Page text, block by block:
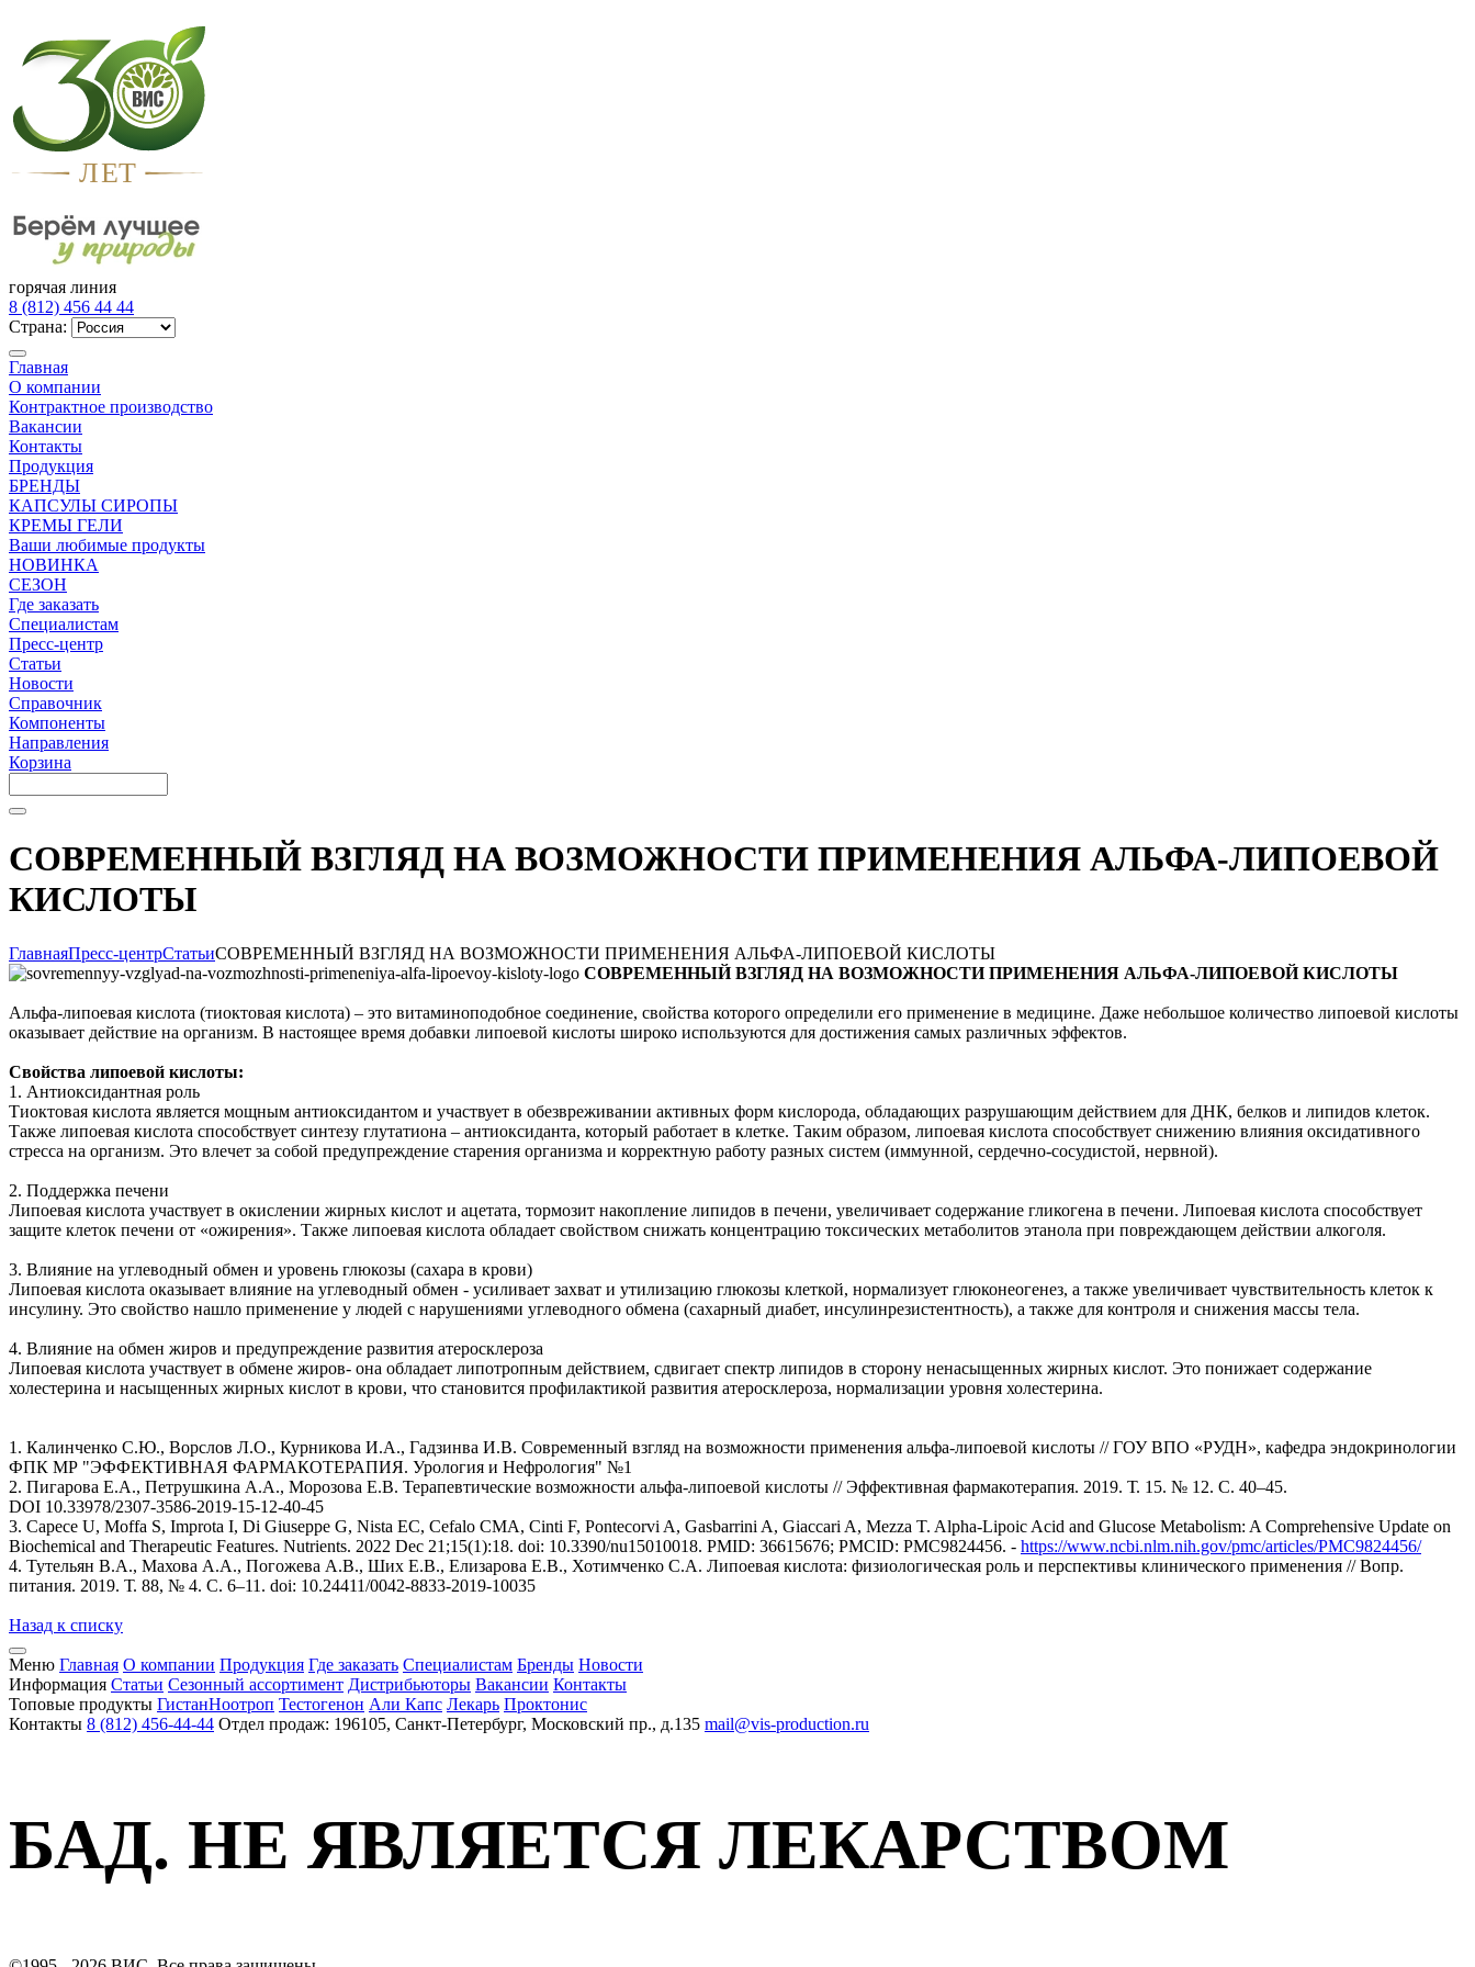
ЛЕТ
горячая линия
8 (812) 456 44 44
Страна:
Главная
О компании
Контрактное производство
Вакансии
Контакты
Продукция
БРЕНДЫ
КАПСУЛЫ СИРОПЫ
КРЕМЫ ГЕЛИ
Ваши любимые продукты
НОВИНКА
СЕЗОН
Где заказать
Специалистам
Пресс-центр
Статьи
Новости
Справочник
Компоненты
Направления
Корзина
СОВРЕМЕННЫЙ ВЗГЛЯД НА ВОЗМОЖНОСТИ ПРИМЕНЕНИЯ АЛЬФА-ЛИПОЕВОЙ
КИСЛОТЫ
ГлавнаяПресс-центрСтатьиСОВРЕМЕННЫЙ ВЗГЛЯД НА ВОЗМОЖНОСТИ ПРИМЕНЕНИЯ АЛЬФА-ЛИПОЕВОЙ КИСЛОТЫ
СОВРЕМЕННЫЙ ВЗГЛЯД НА ВОЗМОЖНОСТИ ПРИМЕНЕНИЯ АЛЬФА-ЛИПОЕВОЙ КИСЛОТЫ
Альфа-липоевая кислота (тиоктовая кислота) – это витаминоподобное соединение, свойства которого определили его применение в медицине. Даже небольшое количество липоевой кислоты
оказывает действие на организм. В настоящее время добавки липоевой кислоты широко используются для достижения самых различных эффектов.
Свойства липоевой кислоты:
1. Антиоксидантная роль
Тиоктовая кислота является мощным антиоксидантом и участвует в обезвреживании активных форм кислорода, обладающих разрушающим действием для ДНК, белков и липидов клеток.
Также липоевая кислота способствует синтезу глутатиона – антиоксиданта, который работает в клетке. Таким образом, липоевая кислота способствует снижению влияния оксидативного
стресса на организм. Это влечет за собой предупреждение старения организма и корректную работу разных систем (иммунной, сердечно-сосудистой, нервной).
2. Поддержка печени
Липоевая кислота участвует в окислении жирных кислот и ацетата, тормозит накопление липидов в печени, увеличивает содержание гликогена в печени. Липоевая кислота способствует
защите клеток печени от «ожирения». Также липоевая кислота обладает свойством снижать концентрацию токсических метаболитов этанола при повреждающем действии алкоголя.
3. Влияние на углеводный обмен и уровень глюкозы (сахара в крови)
Липоевая кислота оказывает влияние на углеводный обмен - усиливает захват и утилизацию глюкозы клеткой, нормализует глюконеогенез, а также увеличивает чувствительность клеток к
инсулину. Это свойство нашло применение у людей с нарушениями углеводного обмена (сахарный диабет, инсулинрезистентность), а также для контроля и снижения массы тела.
4. Влияние на обмен жиров и предупреждение развития атеросклероза
Липоевая кислота участвует в обмене жиров- она обладает липотропным действием, сдвигает спектр липидов в сторону ненасыщенных жирных кислот. Это понижает содержание
холестерина и насыщенных жирных кислот в крови, что становится профилактикой развития атеросклероза, нормализации уровня холестерина.
1. Калинченко С.Ю., Ворслов Л.О., Курникова И.А., Гадзинва И.В. Современный взгляд на возможности применения альфа-липоевой кислоты // ГОУ ВПО «РУДН», кафедра эндокринологии
ФПК МР "ЭФФЕКТИВНАЯ ФАРМАКОТЕРАПИЯ. Урология и Нефрология" №1
2. Пигарова Е.А., Петрушкина А.А., Морозова Е.В. Терапевтические возможности альфа-липоевой кислоты // Эффективная фармакотерапия. 2019. Т. 15. № 12. С. 40–45.
DOI 10.33978/2307-3586-2019-15-12-40-45
3. Capece U, Moffa S, Improta I, Di Giuseppe G, Nista EC, Cefalo CMA, Cinti F, Pontecorvi A, Gasbarrini A, Giaccari A, Mezza T. Alpha-Lipoic Acid and Glucose Metabolism: A Comprehensive Update on
Biochemical and Therapeutic Features. Nutrients. 2022 Dec 21;15(1):18. doi: 10.3390/nu15010018. PMID: 36615676; PMCID: PMC9824456. - https://www.ncbi.nlm.nih.gov/pmc/articles/PMC9824456/
4. Тутельян В.А., Махова А.А., Погожева А.В., Ших Е.В., Елизарова Е.В., Хотимченко С.А. Липоевая кислота: физиологическая роль и перспективы клинического применения // Вопр.
питания. 2019. Т. 88, № 4. С. 6–11. doi: 10.24411/0042-8833-2019-10035
Назад к списку
Меню Главная О компании Продукция Где заказать Специалистам Бренды Новости
Информация Статьи Сезонный ассортимент Дистрибьюторы Вакансии Контакты
Топовые продукты ГистанНоотроп Тестогенон Али Капс Лекарь Проктонис
Контакты 8 (812) 456-44-44 Отдел продаж: 196105, Санкт-Петербург, Московский пр., д.135 mail@vis-production.ru
БАД. НЕ ЯВЛЯЕТСЯ ЛЕКАРСТВОМ